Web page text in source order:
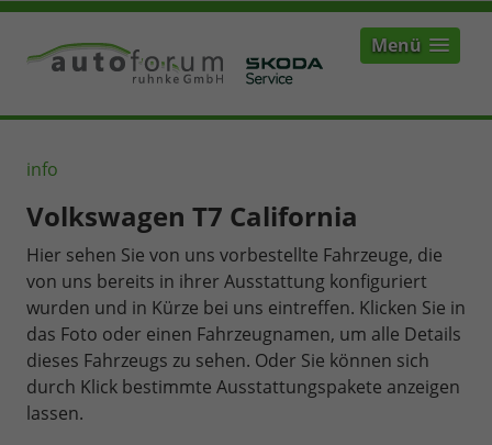
Menü
info
Volkswagen T7 California
Hier sehen Sie von uns vorbestellte Fahrzeuge, die
von uns bereits in ihrer Ausstattung konfiguriert
wurden und in Kürze bei uns eintreffen. Klicken Sie in
das Foto oder einen Fahrzeugnamen, um alle Details
dieses Fahrzeugs zu sehen. Oder Sie können sich
durch Klick bestimmte Ausstattungspakete anzeigen
lassen.